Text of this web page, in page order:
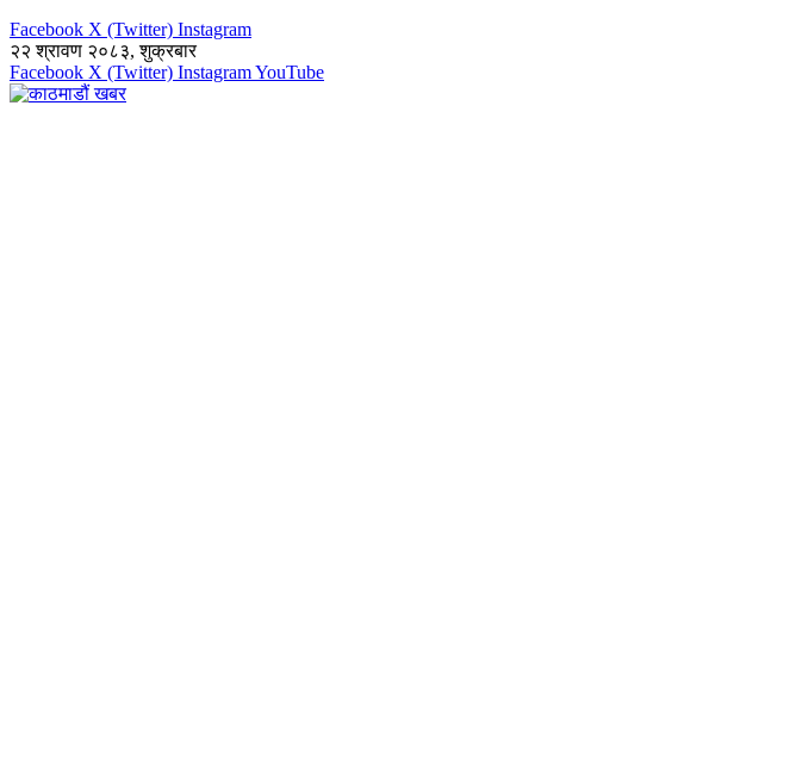
Facebook X (Twitter) Instagram
२२ श्रावण २०८३, शुक्रबार
Facebook X (Twitter) InstagramYouTube